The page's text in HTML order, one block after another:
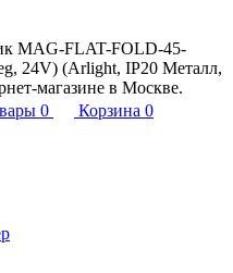
MAG-FLAT-FOLD-45-
24V) (Arlight, IP20 Металл,
магазине в Москве.
0 Корзина 0